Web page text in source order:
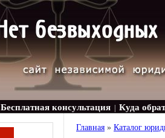
Бесплатная консультация Куда
Главная » Каталог